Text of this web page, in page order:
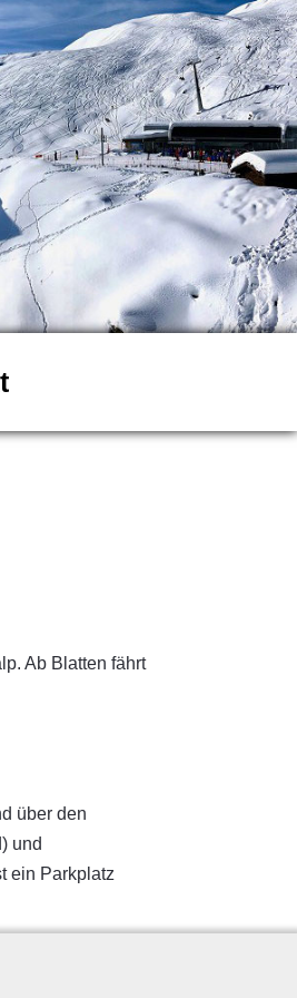
Ab Blatten fährt
über den
und
ein Parkplatz